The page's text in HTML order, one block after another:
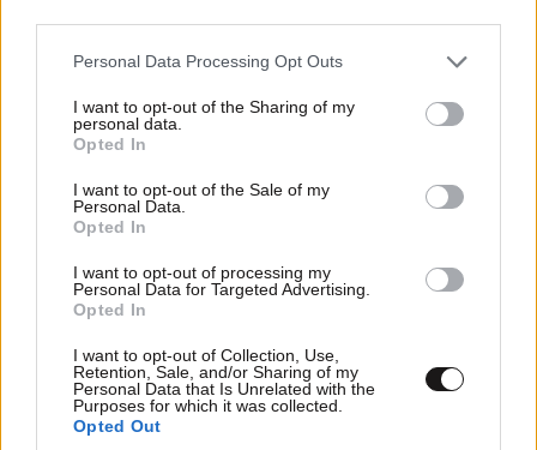
Please note that this website/app uses one or more Google
not limited to your visit or usage behaviour. You may click to
grant or deny consent to Google and its third-party tags to
use your data for below specified purposes in below Google
consent section.
Personal Data Processing Opt Outs
I want to opt-out of the Sharing of my
personal data.
Opted In
I want to opt-out of the Sale of my
Personal Data.
Opted In
I want to opt-out of processing my
Personal Data for Targeted Advertising.
Opted In
I want to opt-out of Collection, Use,
Retention, Sale, and/or Sharing of my
Personal Data that Is Unrelated with the
Purposes for which it was collected.
Opted Out
Στους πρωταγωνιστές του ευρωπαϊκού
τουρισμού η Ελλάδα – Ισχυρές κρατήσεις και
ζήτηση πέρα από το καλοκαίρι